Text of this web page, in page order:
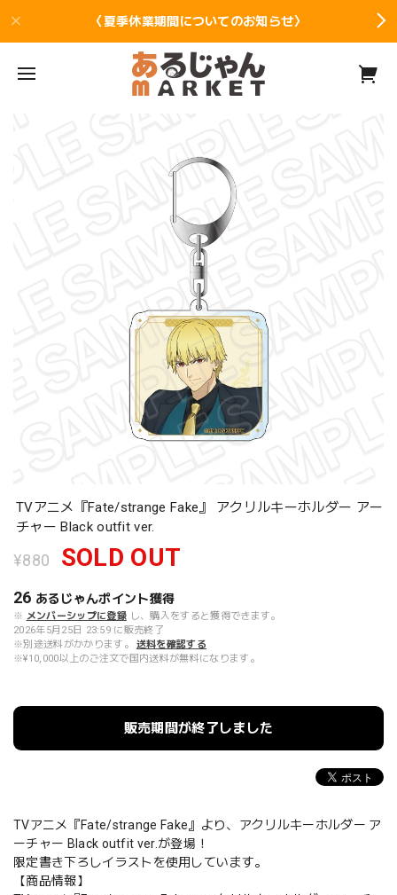
〈夏季休業期間についてのお知らせ〉
TVアニメ『Fate/strange Fake』 アクリルキーホルダー アー
チャー Black outfit ver.
¥880 SOLD OUT
26 あるじゃんポイント獲得
※ メンバーシップに登録 し、購入をすると獲得できます。
2026年5月25日 23:59 に販売終了
※別途送料がかかります。
送料を確認する
※¥10,000以上のご注文で国内送料が無料になります。
販売期間が終了しました
TVアニメ『Fate/strange Fake』より、アクリルキーホルダー ア
ーチャー Black outfit ver.が登場！
限定書き下ろしイラストを使用しています。
【商品情報】